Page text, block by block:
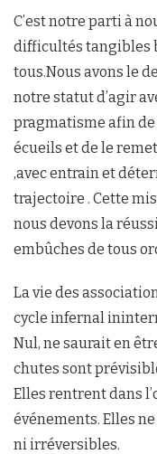
C’est notre parti à
difficultés tangibles
tous.Nous avons le
notre statut d’agir
pragmatisme afin
écueils et de le
,avec entrain et
trajectoire . Cette
nous devons la
embûches de tous
La vie des
cycle infernal
Nul, ne saurait en
chutes sont
Elles rentrent dans
événements. Elles
ni irréversibles.